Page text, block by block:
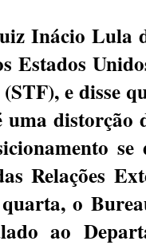
Inácio Lula
Estados
e disse
distorção
Relações
o
ao